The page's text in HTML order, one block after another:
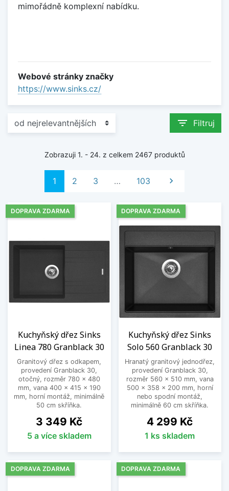
mimořádně komplexní nabídku.
Webové stránky značky
https://www.sinks.cz/
filter_list Filtruj
Zobrazuji 1. - 24. z celkem 2467 produktů
1 2 3 … 103 Další

Kuchyňský dřez Sinks
Linea 780 Granblack 30
Granitový dřez s odkapem,
provedení Granblack 30,
otočný, rozměr 780 x 480
mm, vana 400 x 415 x 190
mm, horní montáž, minimálně
50 cm skříňka.
Cena
3 349 Kč
5 a více skladem
DOPRAVA ZDARMA
Kuchyňský dřez Sinks
Solo 560 Granblack 30
Hranatý granitový jednodřez,
provedení Granblack 30,
rozměr 560 x 510 mm, vana
500 x 358 x 200 mm, horní
nebo spodní montáž,
minimálně 60 cm skříňka.
Cena
4 299 Kč
1 ks skladem
DOPRAVA ZDARMA
DOPRAVA ZDARMA DOPRAVA ZDARMA